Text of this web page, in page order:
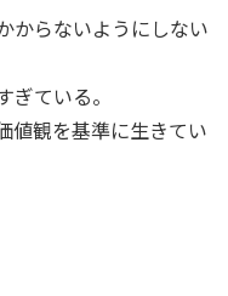
からないようにしない
ている。
値観を基準に生きてい